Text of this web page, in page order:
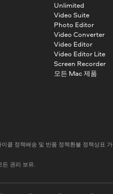
Unlimited
Video Suite
Photo Editor
Video Converter
Video Editor
Video Editor Lite
Screen Recorder
모든 Mac 제품
권리 보유.
클 정책배송 및 반품 정책환불 정책상표